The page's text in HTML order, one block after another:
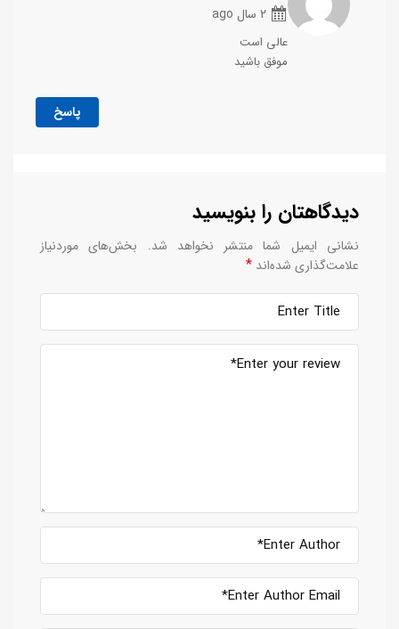
عالی است
موفق باشید
پاسخ
دیدگاهتان را بنویسید
نشانی ایمیل شما منتشر نخواهد شد.
بخش‌های موردنیاز
علامت‌گذاری شده‌اند *